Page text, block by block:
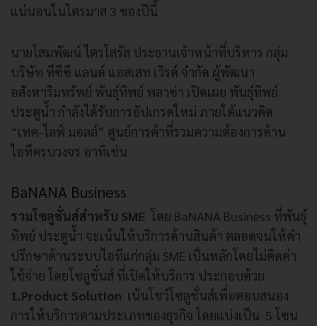
แน่นอนในไตรมาส 3 ของปีนี้
นายโสมพัฒน์ ไตรโสรัส ประธานเจ้าหน้าที่บริหาร กลุ่ม
บริษัท ทีซีซี แลนด์ แอสเสท เวิรด์ จำกัด ผู้พัฒนา
อสังหาริมทรัพย์ พันธุ์ทิพย์ พลาซ่า เปิดเผย พันธุ์ทิพย์
ประตูน้ำ กำลังได้รับการอัปเกรดใหม่ ภายใต้แนวคิด
“เทค-ไลฟ์ มอลล์” ศูนย์การค้าที่รวมความต้องการด้าน
ไอทีครบวงจร อาทิเช่น
BaNANA Business
รวมโซลูชั่นส์สำหรับ SME โดย BaNANA Business ที่พันธุ์
ทิพย์ ประตูน้ำ จะเน้นให้บริการด้านสินค้า ตลอดจนให้คำ
ปรึกษาด้านระบบไอทีแก่กลุ่ม SME เป็นหลักโดยไม่คิดค่า
ใช้จ่าย โดยโซลูชั่นส์ ที่เปิดให้บริการ ประกอบด้วย
1.Product Solution เน้นโชว์โซลูชั่นส์เพื่อตอบสนอง
การให้บริการตามประเภทของธุรกิจ โดยแบ่งเป็น 5 โซน